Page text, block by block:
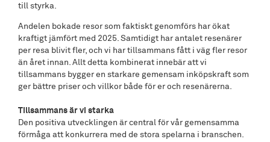
till styrka.
Andelen bokade resor som faktiskt genomförs har ökat
kraftigt jämfört med 2025. Samtidigt har antalet resenärer
per resa blivit fler, och vi har tillsammans fått i väg fler resor
än året innan. Allt detta kombinerat innebär att vi
tillsammans bygger en starkare gemensam inköpskraft som
ger bättre priser och villkor både för er och resenärerna.
Tillsammans är vi starka
Den positiva utvecklingen är central för vår gemensamma
förmåga att konkurrera med de stora spelarna i branschen.